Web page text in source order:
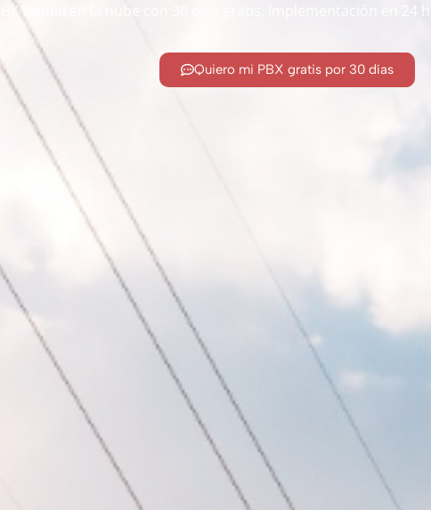
PBX Virtual en la nube con 30 días gratis. Implementación en 24
Quiero mi PBX gratis por 30 días